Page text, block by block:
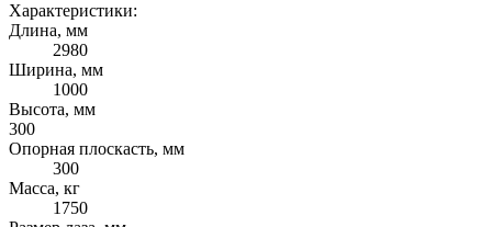
Характеристики:
Длина, мм
2980
Ширина, мм
1000
Высота, мм
300
Опорная плоскасть, мм
300
Масса, кг
1750